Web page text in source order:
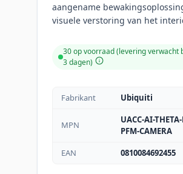
aangename
visuele verstoring van het
30 op voorraad (levering verwacht
3 dagen)
Fabrikant Ubiquiti
MPN
UACC-AI-
PFM-CAMERA
EAN
0810084692455